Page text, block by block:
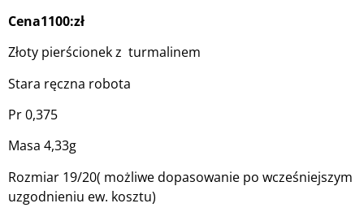
Cena1100:zł
Złoty pierścionek z turmalinem
Stara ręczna robota
Pr 0,375
Masa 4,33g
Rozmiar 19/20( możliwe dopasowanie po wcześniejszym
uzgodnieniu ew. kosztu)